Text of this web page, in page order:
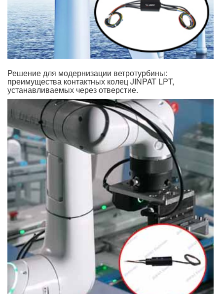
Решение для модернизации ветротурбины:
преимущества контактных колец JINPAT LPT,
устанавливаемых через отверстие.